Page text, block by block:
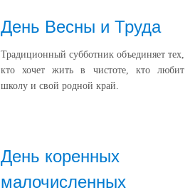
День Весны и Труда
Традиционный субботник объединяет тех,
кто хочет жить в чистоте, кто любит
школу и свой родной край.
День коренных
малочисленных